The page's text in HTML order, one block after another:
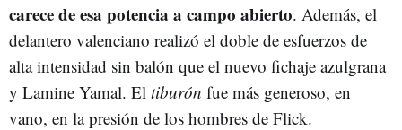
carece de esa potencia a campo abierto. Además, el
delantero valenciano realizó el doble de esfuerzos de
alta intensidad sin balón que el nuevo fichaje azulgrana
y Lamine Yamal. El tiburón fue más generoso, en
vano, en la presión de los hombres de Flick.